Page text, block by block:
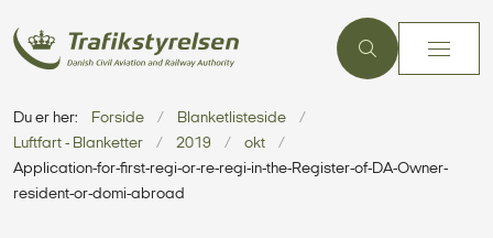
Du er her: Forside
Blanketlisteside
Luftfart - Blanketter
2019
okt
Application-for-first-regi-or-re-regi-in-the-Register-of-DA-Owner-
resident-or-domi-abroad